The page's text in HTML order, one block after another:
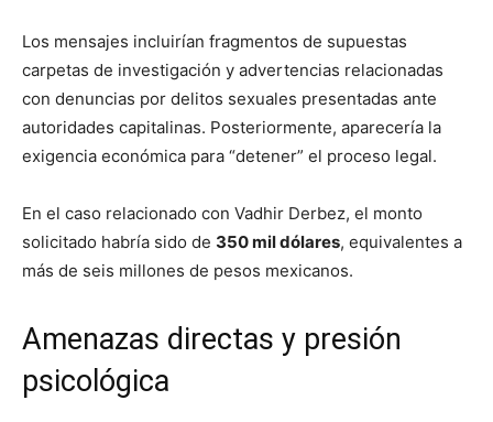
Los mensajes incluirían fragmentos de supuestas
carpetas de investigación y advertencias relacionadas
con denuncias por delitos sexuales presentadas ante
autoridades capitalinas. Posteriormente, aparecería la
exigencia económica para “detener” el proceso legal.
En el caso relacionado con Vadhir Derbez, el monto
solicitado habría sido de 350 mil dólares, equivalentes a
más de seis millones de pesos mexicanos.
Amenazas directas y presión
psicológica